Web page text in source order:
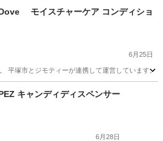
クリアファイル
モイスチャーケア コンディショ
6月25日
平塚市とジモティーが連携して運営していま
リユース
キャンディディスペンサー
6月28日